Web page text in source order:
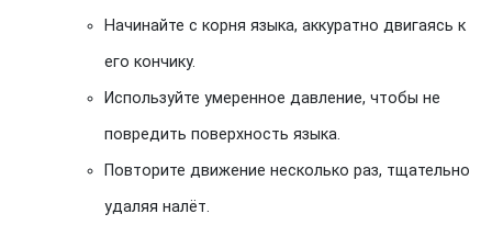
Начинайте с корня языка, аккуратно двигаясь к
его кончику.
Используйте умеренное давление, чтобы не
повредить поверхность языка.
Повторите движение несколько раз, тщательно
удаляя налёт.